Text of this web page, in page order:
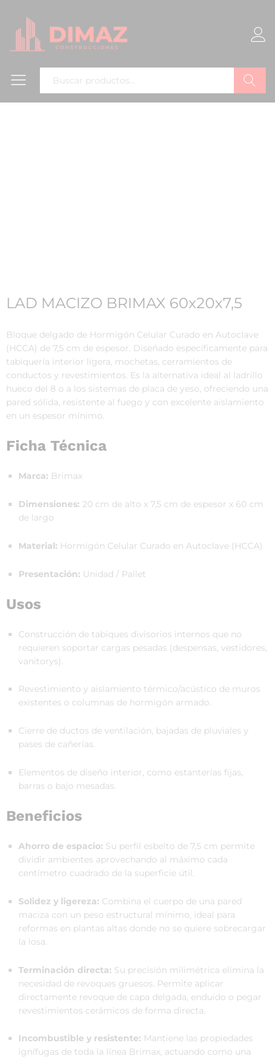
Buscar
LAD MACIZO BRIMAX 60x20x7,5
Bloque delgado de Hormigón Celular Curado en Autoclave
(HCCA) de 7,5 cm de espesor. Diseñado específicamente para
tabiquería interior ligera, mochetas, cerramientos de
conductos y revestimientos. Es la alternativa ideal al ladrillo
hueco del 8 o a los sistemas de placa de yeso, ofreciendo una
pared sólida, resistente al fuego y con excelente aislamiento
en un espesor mínimo.
Ficha Técnica
Marca: Brimax
Dimensiones: 20 cm de alto x 7,5 cm de espesor x 60 cm
de largo
Material: Hormigón Celular Curado en Autoclave (HCCA)
Presentación: Unidad / Pallet
Usos
Construcción de tabiques divisorios internos que no
requieren soportar cargas pesadas (despensas, vestidores,
vanitorys).
Revestimiento y aislamiento térmico/acústico de muros
existentes o columnas de hormigón armado.
Cierre de ductos de ventilación, bajadas de pluviales y
pases de cañerías.
Elementos de diseño interior, como estanterías fijas,
barras o bajo mesadas.
Beneficios
Ahorro de espacio: Su perfil esbelto de 7,5 cm permite
dividir ambientes aprovechando al máximo cada
centímetro cuadrado de la superficie útil.
Solidez y ligereza: Combina el cuerpo de una pared
maciza con un peso estructural mínimo, ideal para
reformas en plantas altas donde no se quiere sobrecargar
la losa.
Terminación directa: Su precisión milimétrica elimina la
necesidad de revoques gruesos. Permite aplicar
directamente revoque de capa delgada, enduido o pegar
revestimientos cerámicos de forma directa.
Incombustible y resistente: Mantiene las propiedades
ignífugas de toda la línea Brimax, actuando como una